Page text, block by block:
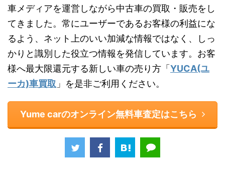
車メディアを運営しながら中古車の買取・販売をし
てきました。常にユーザーであるお客様の利益にな
るよう、ネット上のいい加減な情報ではなく、しっ
かりと識別した役立つ情報を発信しています。お客
様へ最大限還元する新しい車の売り方「 YUCA(ユ
ーカ)車買取 」を是非ご利用ください。
Yume carのオンライン無料車査定はこちら